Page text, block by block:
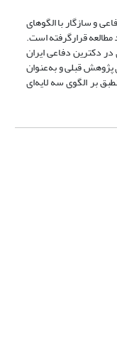
و سازگار با الگوهای
قرارگرفته است.
دکترین دفاعی ایران
پژوهش قبلی و به‌عنوان
بر الگوی سه لایه‌ای